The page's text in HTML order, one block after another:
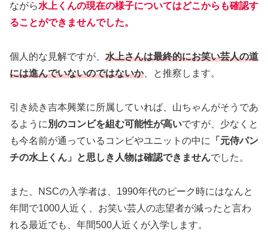
ながら水上くんの現在の様子についてはどこからも確認す
ることができませんでした。
個人的な見解ですが、 水上さんは最終的にお笑い芸人の道
には進んでいないのではないか、と推察します。
引き続き吉本興業に所属していれば、山ちゃんがそうであ
るように 別のコンビを組む可能性が高いですが、少なくと
も今名前が通っているコンビやユニットの中に
「元侍パン
チの水上くん」と思しき人物は確認できませんでした。
また、NSCの入学者は、1990年代のピーク時にはなんと
年間で1000人近く、お笑い芸人の志望者が減ったと言わ
れる最近でも、年間500人近くが入学します。